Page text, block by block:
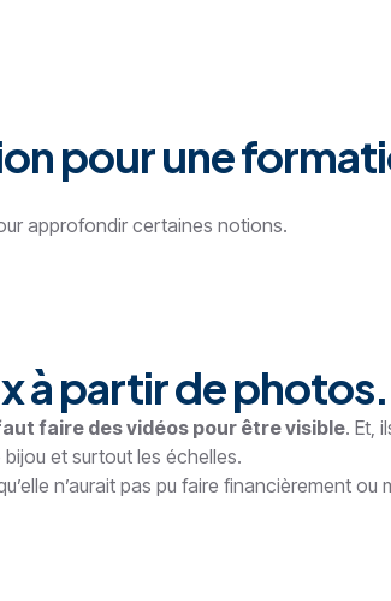
pour une
approfondir certaines notions.
à partir de photos.
faire des vidéos pour être visible. Et,
bijou et surtout les échelles.
n’aurait pas pu faire financièrement ou